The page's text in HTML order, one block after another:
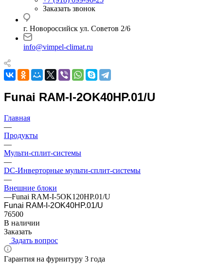
Заказать звонок
г. Новороссийск ул. Советов 2/6
info@vimpel-climat.ru
Funai RAM-I-2OK40HP.01/U
Главная
—
Продукты
—
Мульти-сплит-системы
—
DC-Инверторные мульти-сплит-системы
—
Внешние блоки
—Funai RAM-I-5OK120HP.01/U
Funai RAM-I-2OK40HP.01/U
76500
В наличии
Заказать
Задать вопрос
Гарантия на фурнитуру 3 года